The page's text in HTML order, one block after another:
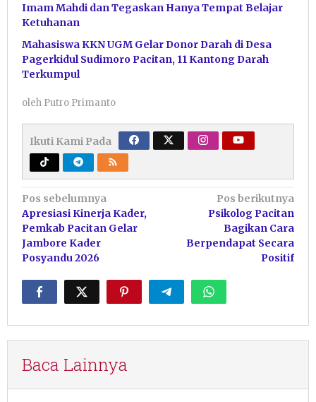
Imam Mahdi dan Tegaskan Hanya Tempat Belajar
Ketuhanan
Mahasiswa KKN UGM Gelar Donor Darah di Desa
Pagerkidul Sudimoro Pacitan, 11 Kantong Darah
Terkumpul
oleh Putro Primanto
Ikuti Kami Pada
Navigasi
pos
Pos sebelumnya
Apresiasi Kinerja Kader,
Pemkab Pacitan Gelar
Jambore Kader
Posyandu 2026
Pos berikutnya
Psikolog Pacitan
Bagikan Cara
Berpendapat Secara
Positif
Baca Lainnya